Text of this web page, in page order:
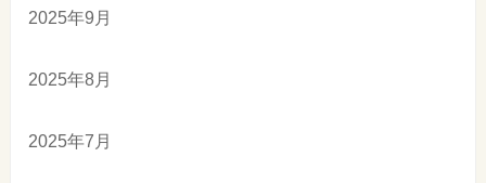
2025年9月
2025年8月
2025年7月